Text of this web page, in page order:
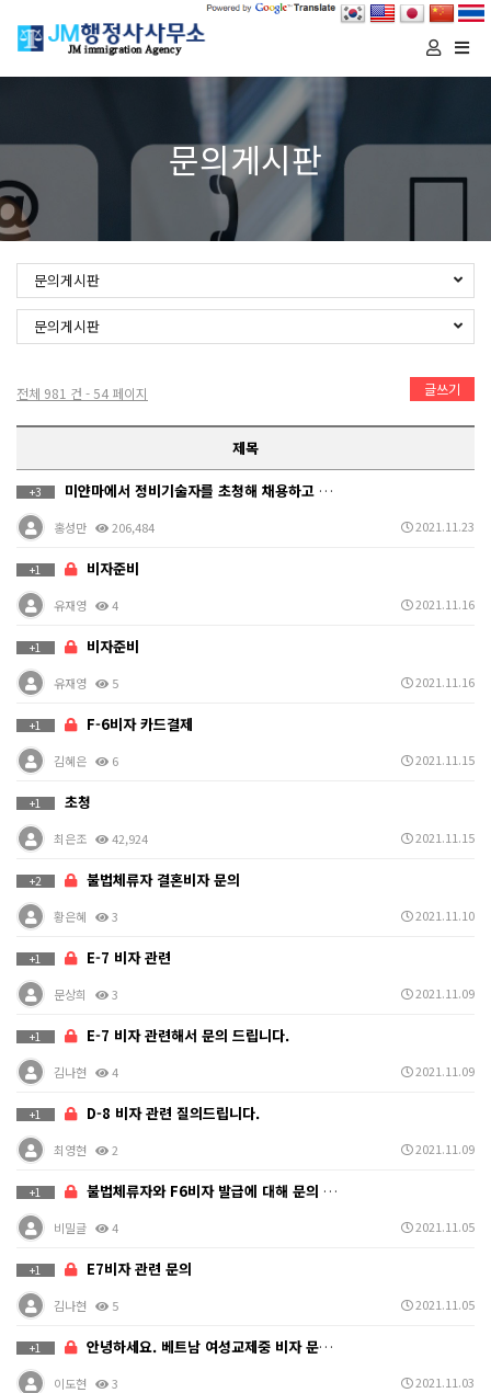
문의게시판
문의게시판
문의게시판
전체 981 건 - 54 페이지 글쓰기
제목
+3 미얀마에서 정비기술자를 초청해 채용하고 싶습니다.
홍성만 206,484 2021.11.23
+1 비자준비
유재영 4 2021.11.16
+1 비자준비
유재영 5 2021.11.16
+1 F-6비자 카드결제
김혜은 6 2021.11.15
+1 초청
최은조 42,924 2021.11.15
+2 불법체류자 결혼비자 문의
황은혜 3 2021.11.10
+1 E-7 비자 관련
문상희 3 2021.11.09
+1 E-7 비자 관련해서 문의 드립니다.
김나현 4 2021.11.09
+1 D-8 비자 관련 질의드립니다.
최영현 2 2021.11.09
+1 불법체류자와 F6비자 발급에 대해 문의 드립니다.
비밀글 4 2021.11.05
+1 E7비자 관련 문의
김나현 5 2021.11.05
+1 안녕하세요. 베트남 여성교제중 비자 문제로 문의 드립니…
이도현 3 2021.11.03